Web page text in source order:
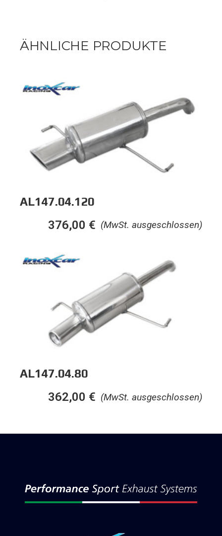
ÄHNLICHE PRODUKTE
AL147.04.120
(MwSt. ausgeschlossen)
376,00 €
AL147.04.80
(MwSt. ausgeschlossen)
362,00 €